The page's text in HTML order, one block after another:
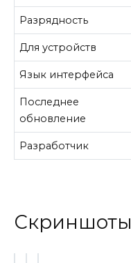
Разрядность
Для устройств
Язык интерфейса
Последнее
обновление
Разработчик
Скриншоты